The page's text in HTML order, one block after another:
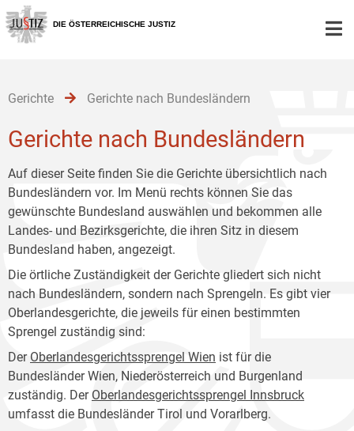
Zur
Hauptnavigation
[1]
Zum
Inhalt
[2]
Zum
Untermenü
[3]
DIE ÖSTERREICHISCHE JUSTIZ
Gerichte Gerichte nach Bundesländern
Gerichte nach Bundesländern
Auf dieser Seite finden Sie die Gerichte übersichtlich nach
Bundesländern vor. Im Menü rechts können Sie das
gewünschte Bundesland auswählen und bekommen alle
Landes- und Bezirksgerichte, die ihren Sitz in diesem
Bundesland haben, angezeigt.
Die örtliche Zuständigkeit der Gerichte gliedert sich nicht
nach Bundesländern, sondern nach Sprengeln. Es gibt vier
Oberlandesgerichte, die jeweils für einen bestimmten
Sprengel zuständig sind:
DerOberlandesgerichtssprengel Wien ist für die
Bundesländer Wien, Niederösterreich und Burgenland
zuständig. Der Oberlandesgerichtssprengel Innsbruck
umfasst die Bundesländer Tirol und Vorarlberg.